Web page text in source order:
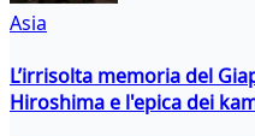
Asia
L’irrisolta memoria del
Hiroshima e l'epica dei